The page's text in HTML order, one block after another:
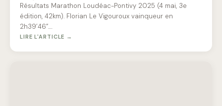
Résultats Marathon Loudéac-Pontivy 2025 (4 mai, 3e
édition, 42km). Florian Le Vigouroux vainqueur en
2h39’46”.…
LIRE L'ARTICLE →